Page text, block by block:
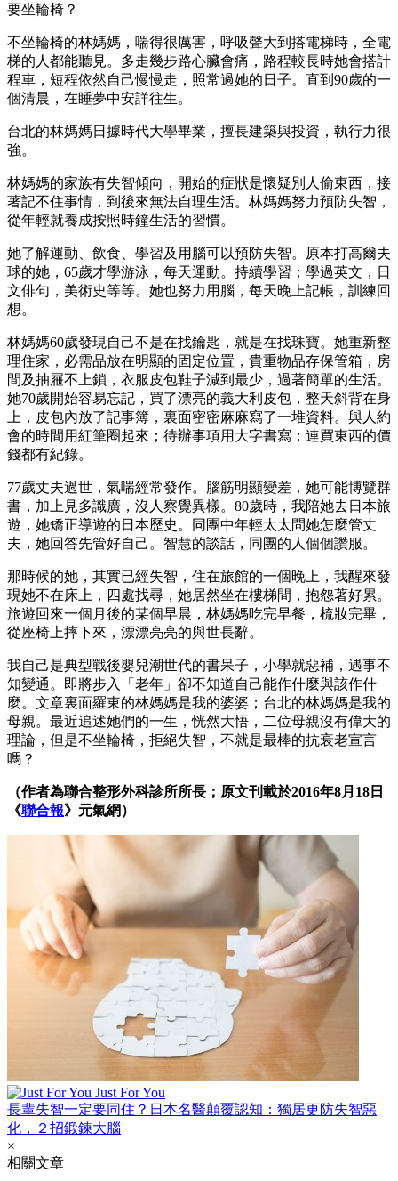
要坐輪椅？
不坐輪椅的林媽媽，喘得很厲害，呼吸聲大到搭電梯時，全電
梯的人都能聽見。多走幾步路心臟會痛，路程較長時她會搭計
程車，短程依然自己慢慢走，照常過她的日子。直到90歲的一
個清晨，在睡夢中安詳往生。
台北的林媽媽日據時代大學畢業，擅長建築與投資，執行力很
強。
林媽媽的家族有失智傾向，開始的症狀是懷疑別人偷東西，接
著記不住事情，到後來無法自理生活。林媽媽努力預防失智，
從年輕就養成按照時鐘生活的習慣。
她了解運動、飲食、學習及用腦可以預防失智。原本打高爾夫
球的她，65歲才學游泳，每天運動。持續學習；學過英文，日
文俳句，美術史等等。她也努力用腦，每天晚上記帳，訓練回
想。
林媽媽60歲發現自己不是在找鑰匙，就是在找珠寶。她重新整
理住家，必需品放在明顯的固定位置，貴重物品存保管箱，房
間及抽屜不上鎖，衣服皮包鞋子減到最少，過著簡單的生活。
她70歲開始容易忘記，買了漂亮的義大利皮包，整天斜背在身
上，皮包內放了記事簿，裏面密密麻麻寫了一堆資料。與人約
會的時間用紅筆圈起來；待辦事項用大字書寫；連買東西的價
錢都有紀錄。
77歲丈夫過世，氣喘經常發作。腦筋明顯變差，她可能博覽群
書，加上見多識廣，沒人察覺異樣。80歲時，我陪她去日本旅
遊，她矯正導遊的日本歷史。同團中年輕太太問她怎麼管丈
夫，她回答先管好自己。智慧的談話，同團的人個個讚服。
那時候的她，其實已經失智，住在旅館的一個晚上，我醒來發
現她不在床上，四處找尋，她居然坐在樓梯間，抱怨著好累。
旅遊回來一個月後的某個早晨，林媽媽吃完早餐，梳妝完畢，
從座椅上摔下來，漂漂亮亮的與世長辭。
我自己是典型戰後嬰兒潮世代的書呆子，小學就惡補，遇事不
知變通。即將步入「老年」卻不知道自己能作什麼與該作什
麼。文章裏面羅東的林媽媽是我的婆婆；台北的林媽媽是我的
母親。最近追述她們的一生，恍然大悟，二位母親沒有偉大的
理論，但是不坐輪椅，拒絕失智，不就是最棒的抗衰老宣言
嗎？
（作者為聯合整形外科診所所長；原文刊載於2016年8月18日
《聯合報》元氣網）
Just For You
長輩失智一定要同住？日本名醫顛覆認知：獨居更防失智惡
化，２招鍛鍊大腦
×
相關文章